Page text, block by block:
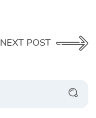
NEXT POST